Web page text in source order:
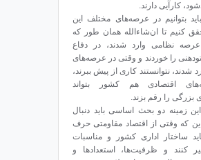
کارآیی دارند.
بتوانیم در عرصه‌های مختلف این
کنیم تا ان‌شاءالله همان طور که
نظامی وارد شدند، در دفاع
را خوردند و وقتی در عرصه‌های
شدند، نتوانستند کاری از پیش ببرند،
اقتصادی هم کشور بتواند
بزرگی را رقم بزند.
زمینه دو بحث اساسی باید دنبال
که وقتی از اقتصاد مقاومتی حرف
ساختار اداری کشور و مناسبات
کنند و ظرفیت‌ها، استعدادها و